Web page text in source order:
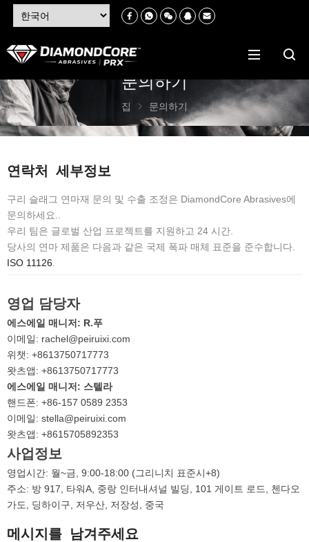
문의하기
집 문의하기
연락처 세부정보
구리 슬래그 연마재 문의 및 수출 조정은 DiamondCore Abrasives에
문의하세요..
우리 팀은 글로벌 산업 프로젝트를 지원하고 24 시간.
당사의 연마 제품은 다음과 같은 국제 폭파 매체 표준을 준수합니다.
ISO 11126
영업 담당자
에스에일 매니저: R.푸
이메일: rachel@peiruixi.com
위챗: +8613750717773
왓츠앱: +8613750717773
에스에일 매니저: 스텔라
핸드폰: +86-157 0589 2353
이메일: stella@peiruixi.com
왓츠앱: +8615705892353
사업정보
영업시간: 월~금, 9:00-18:00 (그리니치 표준시+8)
주소: 방 917, 타워A, 중랑 인터내셔널 빌딩, 101 게이트 로드, 첸다오
가도, 딩하이구, 저우산, 저장성, 중국
메시지를 남겨주세요